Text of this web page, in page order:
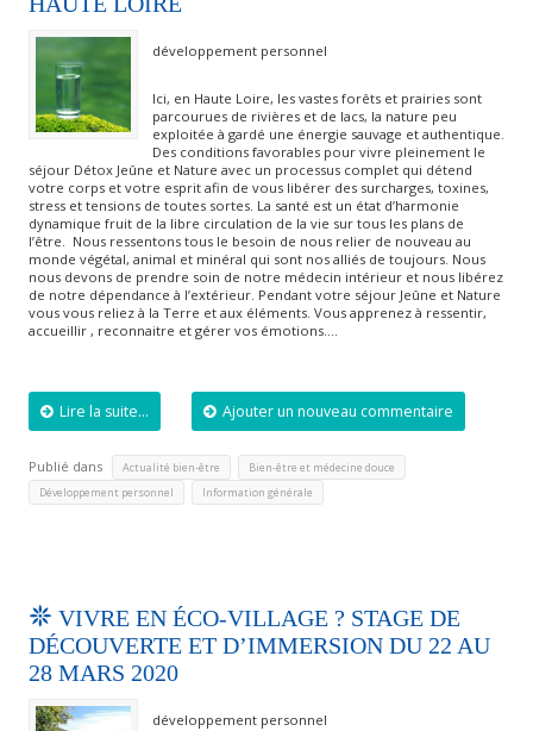
développement personnel
Ici, en Haute Loire, les vastes forêts et prairies sont
parcourues de rivières et de lacs, la nature peu
exploitée à gardé une énergie sauvage et authentique.
Des conditions favorables pour vivre pleinement le
séjour Détox Jeûne et Nature avec un processus complet qui détend
votre corps et votre esprit afin de vous libérer des surcharges, toxines,
stress et tensions de toutes sortes. La santé est un état d’harmonie
dynamique fruit de la libre circulation de la vie sur tous les plans de
l’être. Nous ressentons tous le besoin de nous relier de nouveau au
monde végétal, animal et minéral qui sont nos alliés de toujours. Nous
nous devons de prendre soin de notre médecin intérieur et nous libérez
de notre dépendance à l’extérieur. Pendant votre séjour Jeûne et Nature
vous vous reliez à la Terre et aux éléments. Vous apprenez à ressentir,
accueillir , reconnaitre et gérer vos émotions….
Lire la suite... Ajouter un nouveau commentaire
Publié dans Actualité bien-être Bien-être et médecine douce
Développement personnel Information générale
VIVRE EN ÉCO-VILLAGE ? STAGE DE
DÉCOUVERTE ET D’IMMERSION DU 22 AU
28 MARS 2020
développement personnel